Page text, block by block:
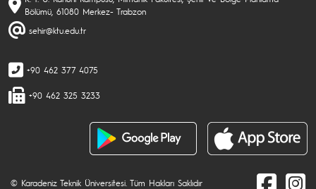
Bölümü, 61080 Merkez- Trabzon
sehir@ktu.edu.tr
+90 462 377 4075
+90 462 325 3233
© Karadeniz Teknik Üniversitesi. Tüm Hakları Saklıdır